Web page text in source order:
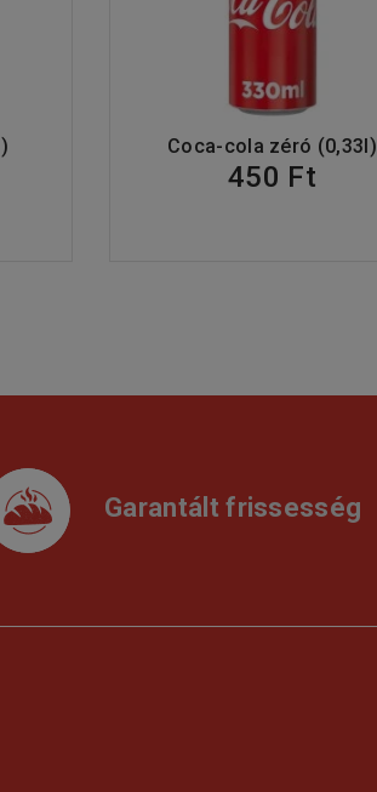
Coca-cola zéró (0,33l)
450 Ft
Garantált frissesség